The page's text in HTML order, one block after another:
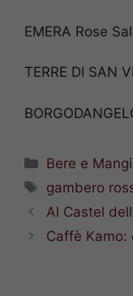
EMERA Rose
TERRE DI SAN
Categorie
Bere e
Tag
gambero
Al Castel
Caffè